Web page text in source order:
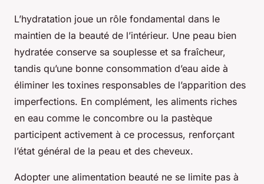
L’hydratation joue un rôle fondamental dans le
maintien de la beauté de l’intérieur. Une peau bien
hydratée conserve sa souplesse et sa fraîcheur,
tandis qu’une bonne consommation d’eau aide à
éliminer les toxines responsables de l’apparition des
imperfections. En complément, les aliments riches
en eau comme le concombre ou la pastèque
participent activement à ce processus, renforçant
l’état général de la peau et des cheveux.
Adopter une alimentation beauté ne se limite pas à